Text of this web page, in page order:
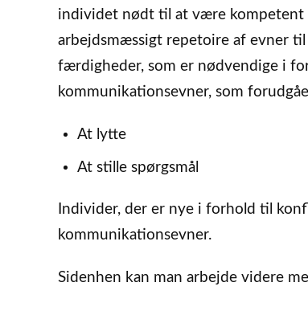
individet nødt til at være kompetent
arbejdsmæssigt repetoire af evner
færdigheder, som er nødvendige i
kommunikationsevner, som
At lytte
At stille spørgsmål
Individer, der er nye i forhold til
kommunikationsevner.
Sidenhen kan man arbejde videre